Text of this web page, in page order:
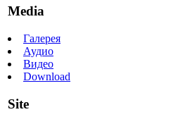
Media
Галерея
Аудио
Видео
Download
Site